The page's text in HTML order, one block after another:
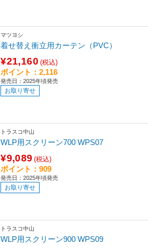
マツヨシ
着せ替え衝立用カーテン（PVC）
¥21,160 (税込)
ポイント：2,116
発売日：2025年頃発売
お取り寄せ
トラスコ中山
WLP用スクリーン700 WPS07
¥9,089 (税込)
ポイント：909
発売日：2025年頃発売
お取り寄せ
トラスコ中山
WLP用スクリーン900 WPS09